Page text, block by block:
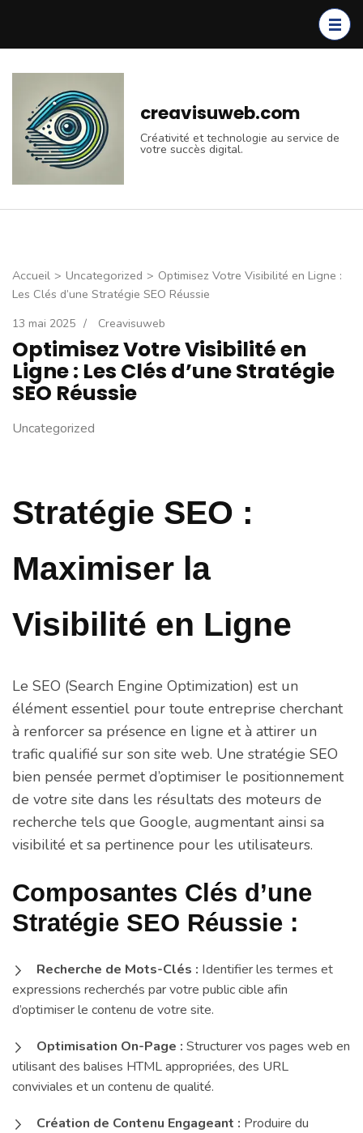
(Pressez
Entrée)
creavisuweb.com
Créativité et technologie au service de
votre succès digital.
Accueil > Uncategorized > Optimisez Votre Visibilité en Ligne :
Les Clés d’une Stratégie SEO Réussie
13 mai 2025 / Creavisuweb
Optimisez Votre Visibilité en
Ligne : Les Clés d’une Stratégie
SEO Réussie
Uncategorized
Stratégie SEO :
Maximiser la
Visibilité en Ligne
Le SEO (Search Engine Optimization) est un
élément essentiel pour toute entreprise cherchant
à renforcer sa présence en ligne et à attirer un
trafic qualifié sur son site web. Une stratégie SEO
bien pensée permet d’optimiser le positionnement
de votre site dans les résultats des moteurs de
recherche tels que Google, augmentant ainsi sa
visibilité et sa pertinence pour les utilisateurs.
Composantes Clés d’une
Stratégie SEO Réussie :
Recherche de Mots-Clés : Identifier les termes et
expressions recherchés par votre public cible afin
d’optimiser le contenu de votre site.
Optimisation On-Page : Structurer vos pages web en
utilisant des balises HTML appropriées, des URL
conviviales et un contenu de qualité.
Création de Contenu Engageant : Produire du